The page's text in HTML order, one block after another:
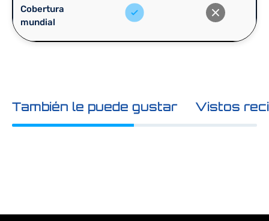
Cobertura
mundial
También le puede gustar Vistos